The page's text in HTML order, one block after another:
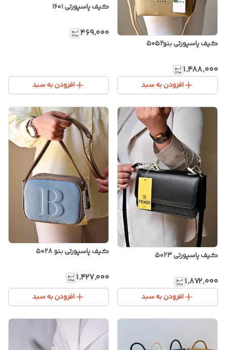
کیف پاسپورتی بنو۵۰۵۲
۱٬۴۸۸٬۰۰۰
افزودن به سبد
کیف پاسپورتی ۱۶۰۱
۴۶۹٬۰۰۰
افزودن به سبد
کیف پاسپورتی ۵۰۲۳
۱٬۸۷۲٬۰۰۰
افزودن به سبد
کیف پاسپورتی بنو ۵۰۲۸
۱٬۴۲۷٬۰۰۰
افزودن به سبد